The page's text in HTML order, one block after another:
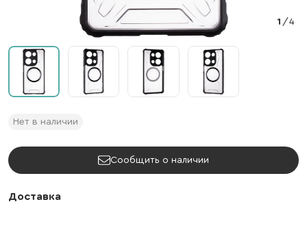
1 /4
Нет в наличии
Сообщить о наличии
Доставка